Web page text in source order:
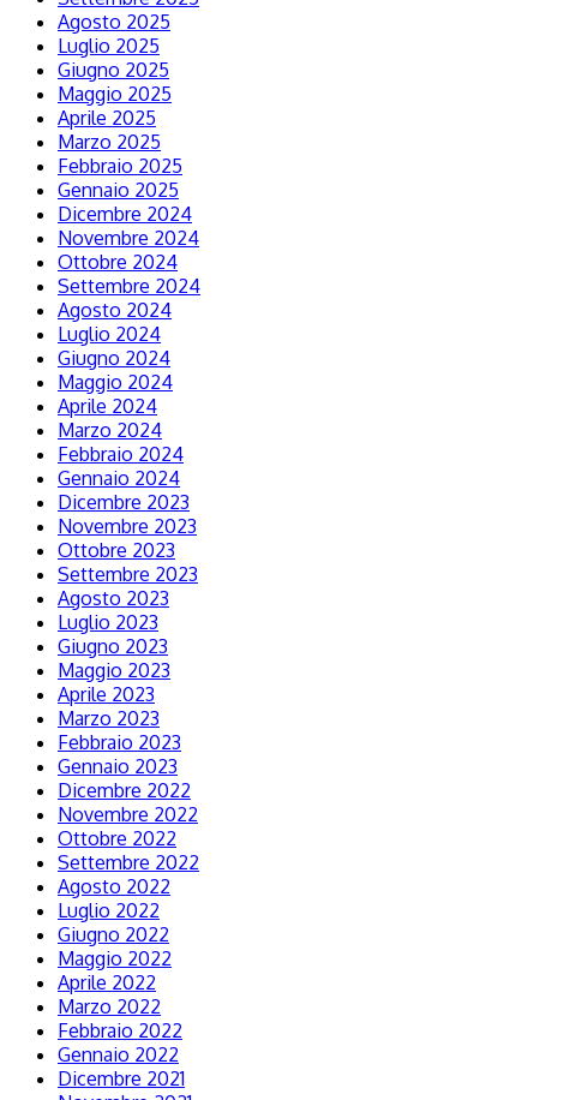
Agosto 2025
Luglio 2025
Giugno 2025
Maggio 2025
Aprile 2025
Marzo 2025
Febbraio 2025
Gennaio 2025
Dicembre 2024
Novembre 2024
Ottobre 2024
Settembre 2024
Agosto 2024
Luglio 2024
Giugno 2024
Maggio 2024
Aprile 2024
Marzo 2024
Febbraio 2024
Gennaio 2024
Dicembre 2023
Novembre 2023
Ottobre 2023
Settembre 2023
Agosto 2023
Luglio 2023
Giugno 2023
Maggio 2023
Aprile 2023
Marzo 2023
Febbraio 2023
Gennaio 2023
Dicembre 2022
Novembre 2022
Ottobre 2022
Settembre 2022
Agosto 2022
Luglio 2022
Giugno 2022
Maggio 2022
Aprile 2022
Marzo 2022
Febbraio 2022
Gennaio 2022
Dicembre 2021